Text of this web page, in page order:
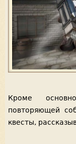
Кроме
повторяющей
квесты,